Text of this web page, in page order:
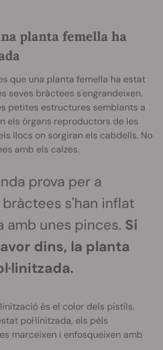
planta femella ha
que una planta femella ha estat
seves bràctees s'engrandeixen.
petites estructures semblants a
els òrgans reproductors de les
llocs on sorgiran els cabdells. No
amb els calzes.
prova per a
bràctees s'han inflat
amb unes pinces. Si
dins, la planta
és el color dels pistils.
pol·linitzada, els pèls
marceixen i enfosqueixen amb